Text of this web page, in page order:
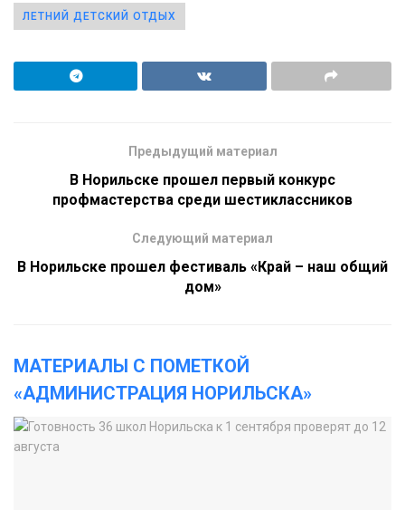
ЛЕТНИЙ ДЕТСКИЙ ОТДЫХ
Предыдущий материал
В Норильске прошел первый конкурс
профмастерства среди шестиклассников
Следующий материал
В Норильске прошел фестиваль «Край – наш общий
дом»
МАТЕРИАЛЫ С ПОМЕТКОЙ
«АДМИНИСТРАЦИЯ НОРИЛЬСКА»